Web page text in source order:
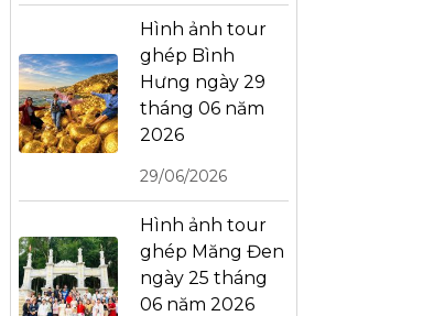
Hình ảnh tour
ghép Bình
Hưng ngày 29
tháng 06 năm
2026
29/06/2026
Hình ảnh tour
ghép Măng Đen
ngày 25 tháng
06 năm 2026